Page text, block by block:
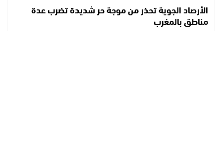
الأرصاد الجوية تحذر من موجة حر شديدة تضرب عدة
مناطق بالمغرب